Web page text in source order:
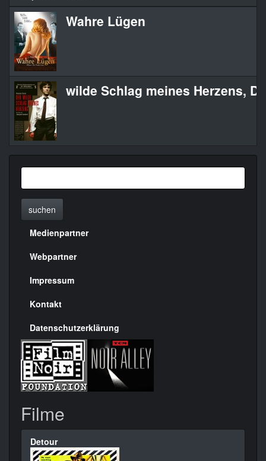
Wahre Lügen
wilde Schlag meines Herzens,
suchen
Menülinks
rechte
Seite
Medienpartner
Webpartner
Impressum
Kontakt
Datenschutzerklärung
Filme
Detour